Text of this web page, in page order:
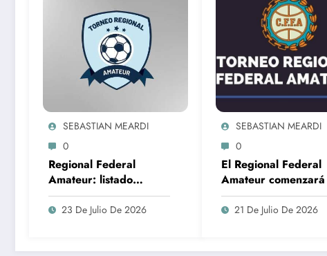
SEBASTIAN MEARDI
0
Regional Federal
Amateur: listado
preliminar de equipos
de nuestra provincia
23 De Julio De 2026
SEBASTIAN MEARDI
0
El Regional Federal
Amateur
fines de agosto y
seguirá otorgando
21 De Julio De 2026